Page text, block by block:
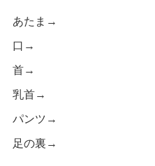
あたま→
口→
首→
乳首→
パンツ→
足の裏→